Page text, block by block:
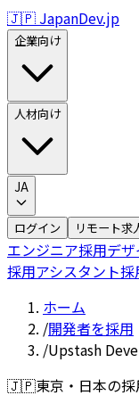
🇯🇵 JapanDev.jp
企業向け
人材向け
JA
ログイン リモート求
エンジニア採用デ
採用アシスタント採
ホーム
/開発者を採用
/Upstash
🇯🇵東京・日本の